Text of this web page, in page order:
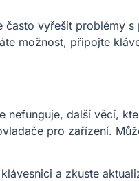
často vyřešit problémy
možnost, připojte
další věcí,
pro zařízení.
a zkuste